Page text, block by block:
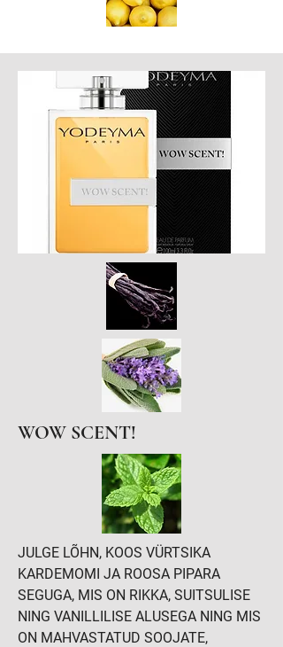
100ml meestele, mis ühendab endas
apelsini, sidruni, bergamoti ja
puuviljanootide aroomid.
WOW SCENT!
JULGE LÕHN, KOOS VÜRTSIKA
KARDEMOMI JA ROOSA PIPARA
SEGUGA, MIS ON RIKKA, SUITSULISE
NING VANILLILISE ALUSEGA NING MIS
ON MAHVASTATUD SOOJATE,